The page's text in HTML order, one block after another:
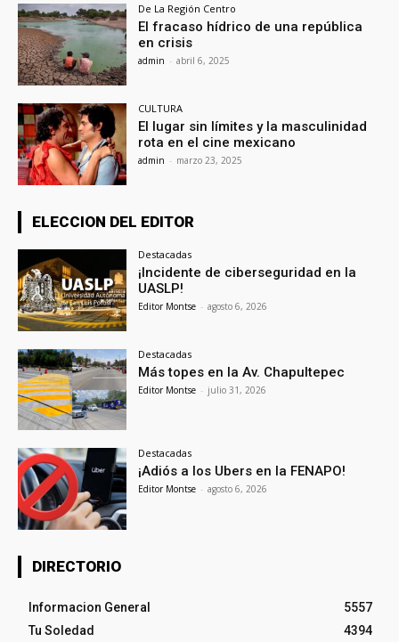
De La Región Centro
El fracaso hídrico de una república
en crisis
admin - abril 6, 2025
CULTURA
El lugar sin límites y la masculinidad
rota en el cine mexicano
admin - marzo 23, 2025
ELECCION DEL EDITOR
Destacadas
¡Incidente de ciberseguridad en la
UASLP!
Editor Montse - agosto 6, 2026
Destacadas
Más topes en la Av. Chapultepec
Editor Montse - julio 31, 2026
Destacadas
¡Adiós a los Ubers en la FENAPO!
Editor Montse - agosto 6, 2026
DIRECTORIO
Informacion General
5557
Tu Soledad
4394